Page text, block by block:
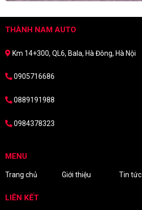
THÀNH NAM AUTO
Km 14+300, QL6, Bala, Hà Đông, Hà Nội
0905716686
0889191988
0984378323
MENU
Trang chủ Giới thiệu Tin tức
LIÊN KẾT